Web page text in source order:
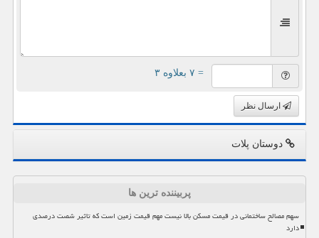
= ۷ بعلاوه ۳
ارسال نظر
دوستان پلات
پربیننده ترین ها
سهم مصالح ساختمانی در قیمت مسکن بالا نیست مهم قیمت زمین است که تاثیر شصت درصدی
دارد